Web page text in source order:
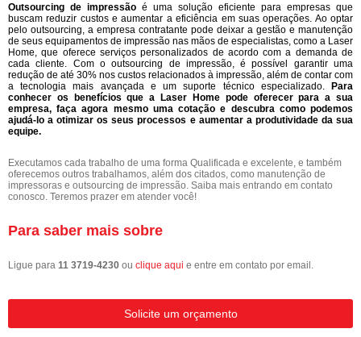
Outsourcing de impressão é uma solução eficiente para empresas que
buscam reduzir custos e aumentar a eficiência em suas operações. Ao optar
pelo outsourcing, a empresa contratante pode deixar a gestão e manutenção
de seus equipamentos de impressão nas mãos de especialistas, como a Laser
Home, que oferece serviços personalizados de acordo com a demanda de
cada cliente. Com o outsourcing de impressão, é possível garantir uma
redução de até 30% nos custos relacionados à impressão, além de contar com
a tecnologia mais avançada e um suporte técnico especializado. Para
conhecer os benefícios que a Laser Home pode oferecer para a sua
empresa, faça agora mesmo uma cotação e descubra como podemos
ajudá-lo a otimizar os seus processos e aumentar a produtividade da sua
equipe.
Executamos cada trabalho de uma forma Qualificada e excelente, e também
oferecemos outros trabalhamos, além dos citados, como manutenção de
impressoras e outsourcing de impressão. Saiba mais entrando em contato
conosco. Teremos prazer em atender você!
Para saber mais sobre
Ligue para 11 3719-4230 ou clique aqui e entre em contato por email.
Solicite um orçamento